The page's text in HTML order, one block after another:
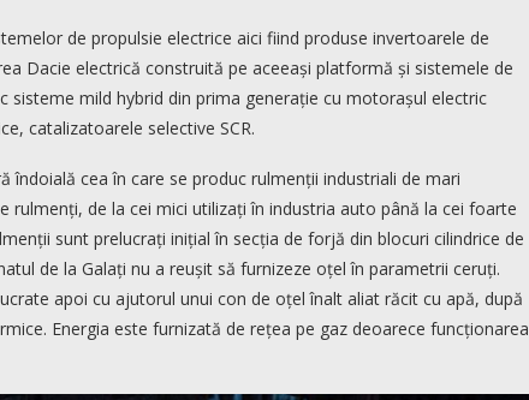
de propulsie electrice aici fiind produse invertoarele de
Dacie electrică construită pe aceeași platformă și sistemele de
sisteme mild hybrid din prima generație cu motorașul electric
catalizatoarele selective SCR.
cea în care se produc rulmenții industriali de mari
rulmenți, de la cei mici utilizați în industria auto până la cei foarte
sunt prelucrați inițial în secția de forjă din blocuri cilindrice de
de la Galați nu a reușit să furnizeze oțel în parametrii ceruți.
apoi cu ajutorul unui con de oțel înalt aliat răcit cu apă, după
Energia este furnizată de rețea pe gaz deoarece funcționarea